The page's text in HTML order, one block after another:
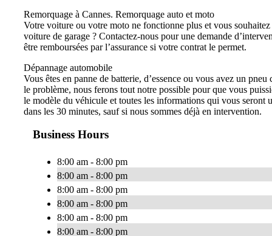
Remorquage à Cannes. Remorquage auto et moto
Votre voiture ou votre moto ne fonctionne plus et vous
voiture de garage ? Contactez-nous pour une demande
être remboursées par l’assurance si votre contrat le permet.
Dépannage automobile
Vous êtes en panne de batterie, d’essence ou vous avez un
le problème, nous ferons tout notre possible pour que vous
le modèle du véhicule et toutes les informations qui vous
dans les 30 minutes, sauf si nous sommes déjà en intervention.
Business Hours
8:00 am - 8:00 pm
8:00 am - 8:00 pm
8:00 am - 8:00 pm
8:00 am - 8:00 pm
8:00 am - 8:00 pm
8:00 am - 8:00 pm